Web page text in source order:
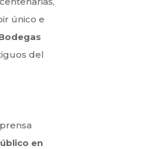
único e
del
en